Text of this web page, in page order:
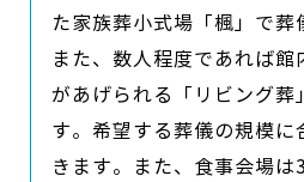
た家族葬小式場「楓」で葬
また、数人程度であれば
があげられる「リビング葬
す。希望する葬儀の規模に
きます。また、食事会場は